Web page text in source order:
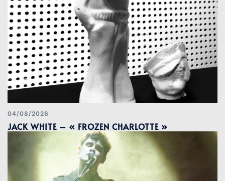
04/08/2026
JACK WHITE – « FROZEN CHARLOTTE »